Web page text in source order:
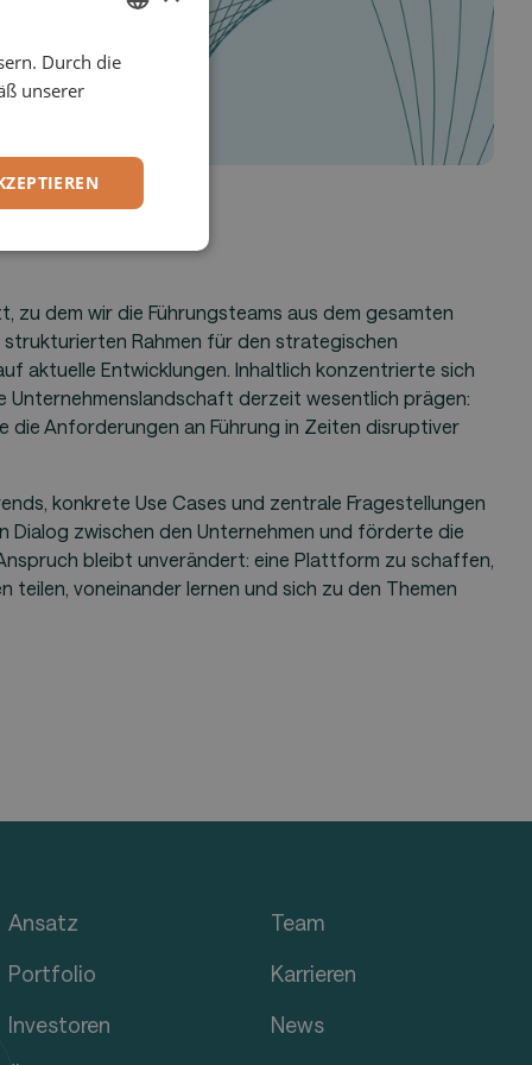
zu dem wir die Führungsteams aus dem gesamten
Rahmen für den strategischen
aktuelle Entwicklungen. Inhaltlich konzentrierte sich
Unternehmenslandschaft derzeit wesentlich prägen:
die Anforderungen an Führung in Zeiten disruptiver
konkrete Use Cases und zentrale Fragestellungen
zwischen den Unternehmen und förderte die
bleibt unverändert: eine Plattform zu schaffen,
voneinander lernen und sich zu den Themen
Ansatz
Portfolio
Investoren
Team
Karrieren
News
ENGLISH
Durch die
unserer